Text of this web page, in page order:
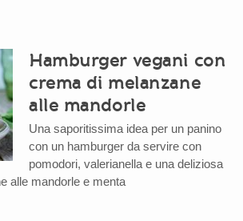
Hamburger vegani con
crema di melanzane
alle mandorle
Una saporitissima idea per un panino
con un hamburger da servire con
pomodori, valerianella e una deliziosa
alle mandorle e menta